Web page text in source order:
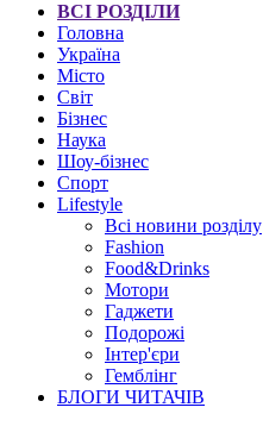
ВСІ РОЗДІЛИ
Головна
Україна
Місто
Світ
Бізнес
Наука
Шоу-бізнес
Спорт
Lifestyle
Всі новини розділу
Fashion
Food&Drinks
Мотори
Гаджети
Подорожі
Інтер'єри
Гемблінг
БЛОГИ ЧИТАЧІВ